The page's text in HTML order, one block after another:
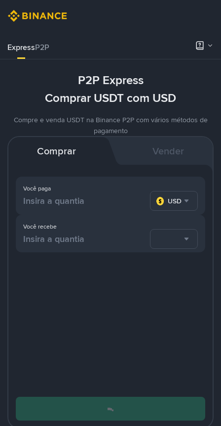
ExpressP2P
P2P Express
Comprar USDT com USD
Compre e venda USDT na Binance P2P com vários métodos de
pagamento
Comprar Vender
Você paga
USD
Você recebe